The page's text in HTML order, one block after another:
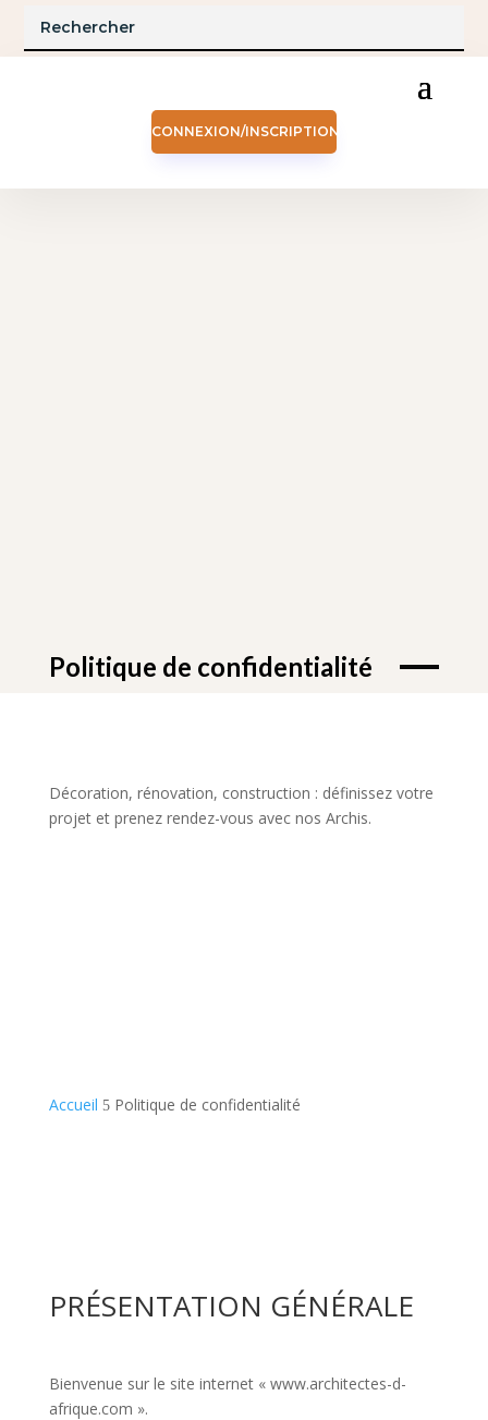
CONNEXION/INSCRIPTION
Politique de confidentialité
Décoration, rénovation, construction : définissez votre
projet et prenez rendez-vous avec nos Archis.
Accueil 5 Politique de confidentialité
PRÉSENTATION GÉNÉRALE
Bienvenue sur le site internet « www.architectes-d-
afrique.com ».